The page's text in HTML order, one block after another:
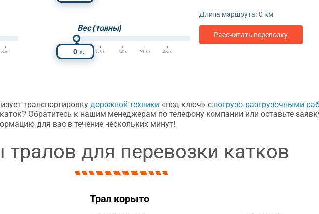
8м.
Вес (тонны)
т.
0т. 12т. 24т. 36т. 48т.
Длина маршрута: 0 км
Рассчитать перевозку
транспортировку дорожной техники «под ключ» с погрузо-разгрузочными
Обратитесь к нашим менеджерам по телефону компании или оставьте
для вас в течение нескольких минут!
тралов для перевозки катков
Трал корыто